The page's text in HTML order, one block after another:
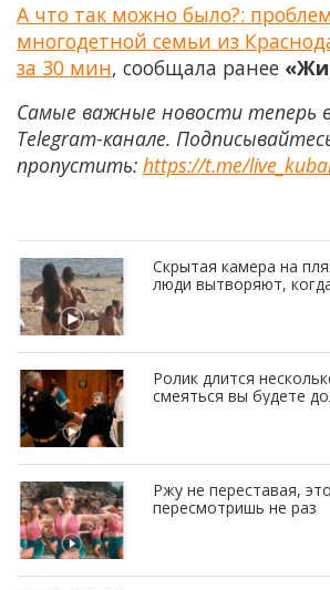
А что так можно было?:
многодетной семьи из
за 30 мин, сообщала ранее
Самые важные новости теперь
Telegram-канале.
пропустить: https://t.me/
Скрытая камера на
люди вытворяют,
Ролик длится
смеяться вы будете
Ржу не переставая,
пересмотришь не раз